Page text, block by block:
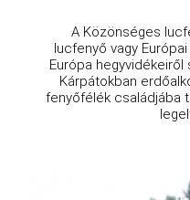
A Közönséges
lucfenyő vagy
Európa
Kárpátokban
fenyőfélék családjába